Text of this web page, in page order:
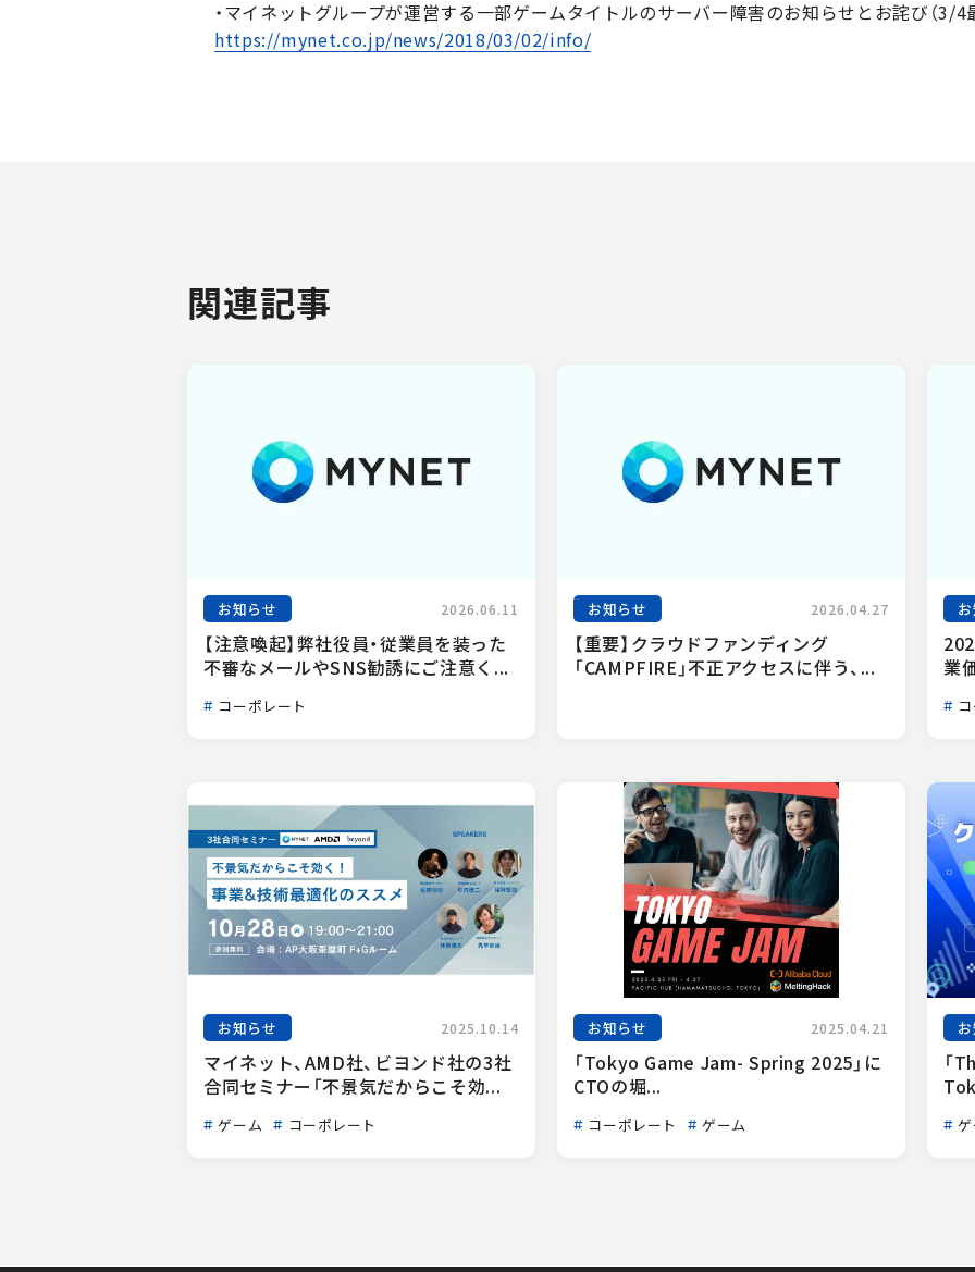
・マイネットグループが運営する一部ゲームタイトルのサーバー障害のお知らせとお詫び（3/4
https://mynet.co.jp/news/2018/03/02/info/
関連記事
お知らせ 2026.06.11
【注意喚起】弊社役員・従業員を装った
不審なメールやSNS勧誘にご注意く...
コーポレート
お知らせ 2026.04.27
【重要】クラウドファンディング
「CAMPFIRE」不正アクセスに伴う、...
業
お知らせ 2025.10.14
マイネット、AMD社、ビヨンド社の3社
合同セミナー「不景気だからこそ効...
ゲーム コーポレート
お知らせ 2025.04.21
「Tokyo Game Jam- Spring 2025」に
CTOの堀...
コーポレート ゲーム
「